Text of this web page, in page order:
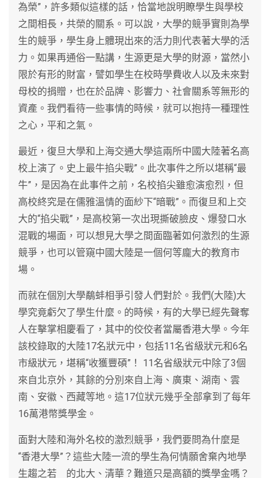
為榮”，許多類似這樣的話，恰當地說明瞭學生與學校
之間相長，共榮的關系。可以說，大學的競爭實則為學
生的競爭，學生身上體現出來的活力則代表著大學的活
力。如果再通俗一點講，生源更是大學的財源，當然小
限於有形的財富，譬如學生在校時學費收人以及未來對
母校的捐贈，也在於品牌、影響力、社會關系等無形的
資產。我們看待一些事情的時候，就可以抱持一種理性
之心，平和之氣。
最近，復旦大學和上海交通大學這兩所中國大陸著名高
校上演了。史上最牛掐尖戰”。此次事件之所以堪稱“最
牛”，是因為在此事件之前，名校掐尖雖愈演愈烈，但
高校終究是在儒雅溫情的面紗下“暗戰”。而復旦和上交
大的“掐尖戰”，是高校第一次出現撕破臉皮、爆發口水
混戰的場面，可以想見大學之間面臨著如何激烈的生源
競爭，也可以管窺中國大陸是一個何等龐大的教育市
場。
而就在個別大學鷸蚌相爭引發人們對於。我們(大陸)大
學究竟虧欠了學生什麼。的時候，有的大學已經先聲奪
人在擊掌相慶看了，其中的佼佼者當屬香港大學。今年
該校錄取的大陸17名狀元中，包括11名省級狀元和6名
市級狀元，堪稱“收獲豐碩”！ 11名省級狀元中除了3個
來自北京外，其餘的分別來自上海、廣東、湖南、雲
南、安徽、西藏等地。這17位狀元幾乎全部拿到了每年
16萬港幣獎學金。
面對大陸和海外名校的激烈競爭，我們要問為什麼是
“香港大學”？這些大陸一流的學生為何情願舍棄內地學
生趨之若 的北大、清華？難道只是高額的獎學金嗎？